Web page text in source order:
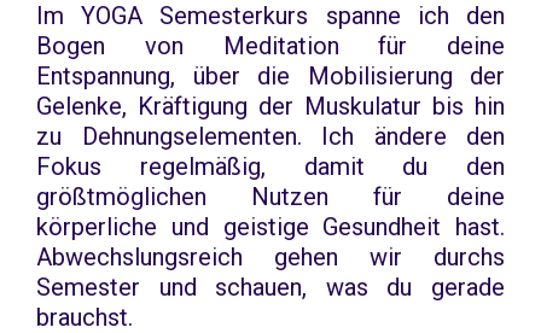
Im YOGA Semesterkurs spanne ich den
Bogen von Meditation für deine
Entspannung, über die Mobilisierung der
Gelenke, Kräftigung der Muskulatur bis hin
zu Dehnungselementen. Ich ändere den
Fokus regelmäßig, damit du den
größtmöglichen Nutzen für deine
körperliche und geistige Gesundheit hast.
Abwechslungsreich gehen wir durchs
Semester und schauen, was du gerade
brauchst.